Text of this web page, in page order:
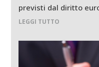
previsti dal diritto
LEGGI TUTTO